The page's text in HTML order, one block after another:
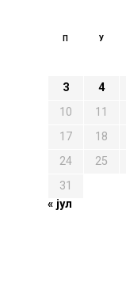
П У
3
4
10
11
17
18
24
25
31
« јул